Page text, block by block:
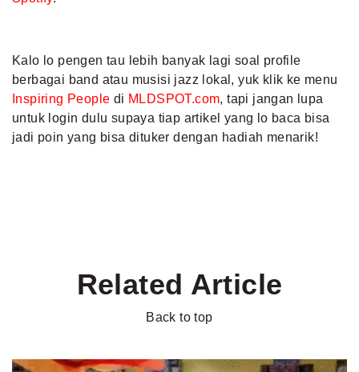
Kalo lo pengen tau lebih banyak lagi soal profile
berbagai band atau musisi jazz lokal, yuk klik ke menu
Inspiring People di MLDSPOT.com, tapi jangan lupa
untuk login dulu supaya tiap artikel yang lo baca bisa
jadi poin yang bisa dituker dengan hadiah menarik!
Related Article
Back to top